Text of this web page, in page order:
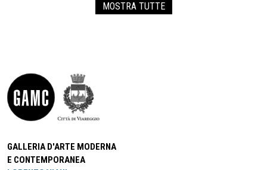
MOSTRA TUTTE
GALLERIA D'ARTE MODERNA
E CONTEMPORANEA